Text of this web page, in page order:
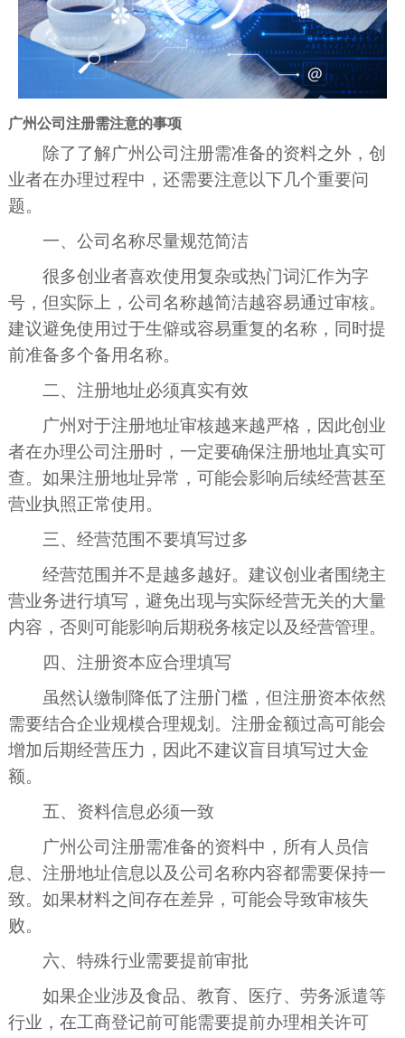
广州公司注册需注意的事项
除了了解广州公司注册需准备的资料之外，创
业者在办理过程中，还需要注意以下几个重要问
题。
一、公司名称尽量规范简洁
很多创业者喜欢使用复杂或热门词汇作为字
号，但实际上，公司名称越简洁越容易通过审核。
建议避免使用过于生僻或容易重复的名称，同时提
前准备多个备用名称。
二、注册地址必须真实有效
广州对于注册地址审核越来越严格，因此创业
者在办理公司注册时，一定要确保注册地址真实可
查。如果注册地址异常，可能会影响后续经营甚至
营业执照正常使用。
三、经营范围不要填写过多
经营范围并不是越多越好。建议创业者围绕主
营业务进行填写，避免出现与实际经营无关的大量
内容，否则可能影响后期税务核定以及经营管理。
四、注册资本应合理填写
虽然认缴制降低了注册门槛，但注册资本依然
需要结合企业规模合理规划。注册金额过高可能会
增加后期经营压力，因此不建议盲目填写过大金
额。
五、资料信息必须一致
广州公司注册需准备的资料中，所有人员信
息、注册地址信息以及公司名称内容都需要保持一
致。如果材料之间存在差异，可能会导致审核失
败。
六、特殊行业需要提前审批
如果企业涉及食品、教育、医疗、劳务派遣等
行业，在工商登记前可能需要提前办理相关许可